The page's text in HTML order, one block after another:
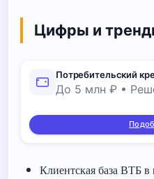
Цифры и
Потребительский
До 5 млн ₽ •
Клиентская база ВТБ в